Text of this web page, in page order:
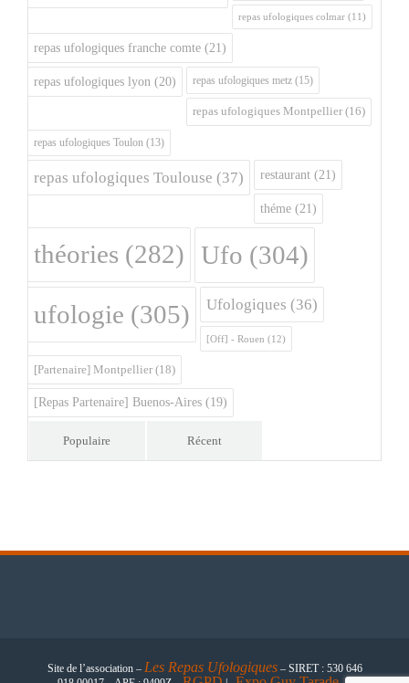
repas ufologiques colmar (11)
repas ufologiques franche comte (21)
repas ufologiques lyon (20) repas ufologiques metz (15)
repas ufologiques Montpellier (16)
repas ufologiques Toulon (13)
repas ufologiques Toulouse (37) restaurant (21)
théme (21)
théories (282) Ufo (304)
ufologie (305) Ufologiques (36)
[Off] - Rouen (12)
[Partenaire] Montpellier (18)
[Repas Partenaire] Buenos-Aires (19)
Populaire Récent
Site de l’association – Les Repas Ufologiques– SIRET : 530 646